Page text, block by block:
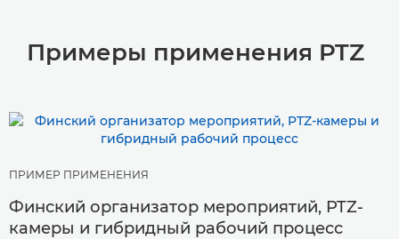
Примеры применения PTZ
ПРИМЕР ПРИМЕНЕНИЯ
Финский организатор мероприятий, PTZ-
камеры и гибридный рабочий процесс